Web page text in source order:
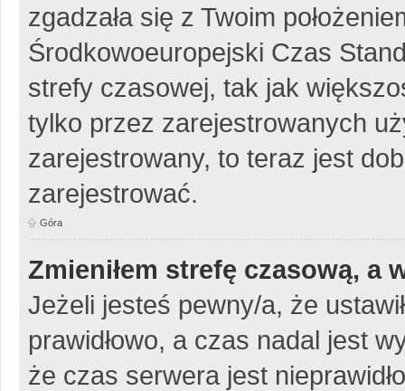
zgadzała się z Twoim
Środkowoeuropejski Czas
strefy czasowej, tak jak
tylko przez zarejestrowanych
zarejestrowany, to teraz jest
zarejestrować.
Góra
Zmieniłem strefę czasową, a
Jeżeli jesteś pewny/a, że
prawidłowo, a czas nadal jest
że czas serwera jest